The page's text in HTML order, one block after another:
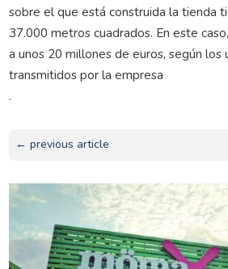
sobre el que está construida la tienda
37.000 metros cuadrados. En este
a unos 20 millones de euros, según los
transmitidos por la empresa
.
← previous article